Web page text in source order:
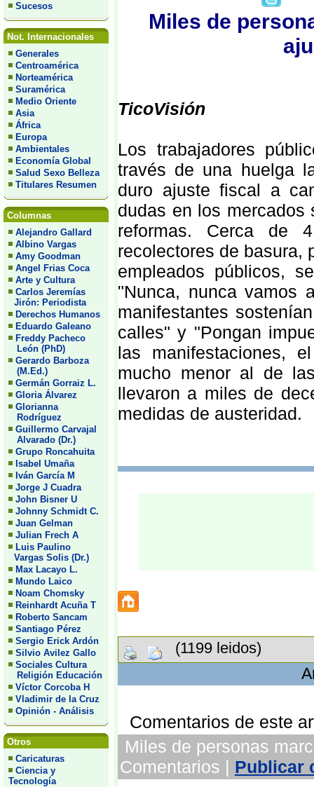
Sucesos
Not. Internacionales
Generales
Centroamérica
Norteamérica
Suramérica
Medio Oriente
Asia
África
Europa
Ambientales
Economía Global
Salud Sexo Belleza
Titulares Resumen
Columnas
Alejandro Gallard
Albino Vargas
Amy Goodman
Angel Frias Coca
Arte y Cultura
Carlos Jeremías
Jirón: Periodista
Derechos Humanos
Eduardo Galeano
Freddy Pacheco
León (PhD)
Gerardo Barboza
(M.Ed.)
Germán Gorraiz L.
Gloria Álvarez
Glorianna
Rodríguez
Guillermo Carvajal
Alvarado (Dr.)
Grupo Roncahuita
Isabel Umaña
Iván García M
Jorge J Cuadra
John Bisner U
Johnny Schmidt C.
Juan Gelman
Julian Frech A
Luis Paulino
Vargas Solis (Dr.)
Max Lacayo L.
Mundo Laico
Noam Chomsky
Reinhardt Acuña T
Roberto Sancam
Santiago Pérez
Sergio Erick Ardón
Silvio Avilez Gallo
Sociales Cultura
Religión Educación
Víctor Corcoba H
Vladimir de la Cruz
Opinión - Análisis
Otros
Caricaturas
Ciencia y
Tecnología
Miles de
TicoVisión
Los trabajadores
través de una huelga
duro ajuste fiscal a
dudas en los mercados
reformas. Cerca de
recolectores de basura,
empleados públicos,
"Nunca, nunca vamos
manifestantes
calles" y "Pongan
las manifestaciones,
mucho menor al de
llevaron a miles de
medidas de austeridad.
(1199 leidos)
Comentarios de este
Miles de personas
Comentarios | Publicar